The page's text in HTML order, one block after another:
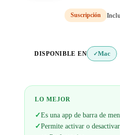
Suscripción
DISPONIBLE EN ✓Mac
LO MEJOR
✓Es una app de barra de
✓Permite activar o